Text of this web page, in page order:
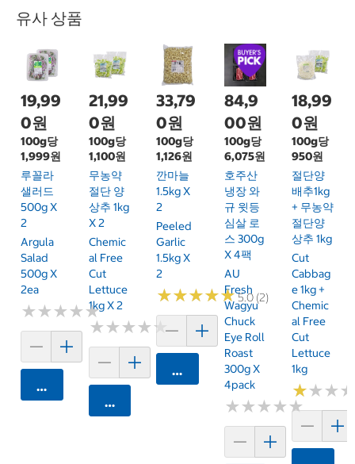
유사 상품
19,99
0원
100g당
1,999원
루꼴라
샐러드
500g X
2
Argula
Salad
500g X
2ea
★★★★★
★★★★★
카트에 담기
21,99
0원
100g당
1,100원
무농약
절단 양
상추 1kg
X 2
Chemic
Al Free
Cut
Lettuce
1kg X 2
★★★★★
★★★★★
카트에 담기
33,79
0원
100g당
1,126원
깐마늘
1.5kg X
2
Peeled
Garlic
1.5kg X
2
★★★★★
★★★★★5.0 (2)
카트에 담기
84,9
00원
100g당
6,075원
호주산
냉장 와
규 윗등
심살 로
스 300g
X 4팩
AU
Fresh
Wagyu
Chuck
Eye Roll
Roast
300g X
4pack
★★★★★
★★★★★
18,99
0원
100g당
950원
절단양
배추1kg
+ 무농약
절단양
상추 1kg
Cut
Cabbag
E 1kg +
Chemic
Al Free
Cut
Lettuce
1kg
★★★
★★★